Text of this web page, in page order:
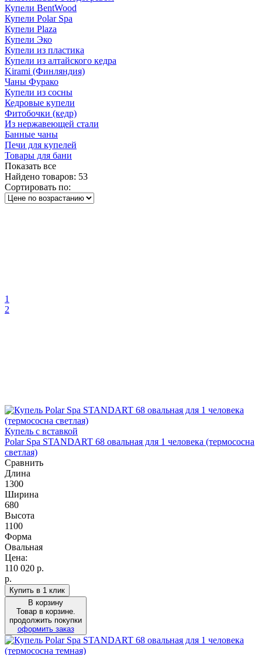
Купели BentWood
Купели Polar Spa
Купели Plaza
Купели Эко
Купели из пластика
Купели из алтайского кедра
Kirami (Финляндия)
Чаны Фурако
Купели из сосны
Кедровые купели
Фитобочки (кедр)
Из нержавеющей стали
Банные чаны
Печи для купелей
Товары для бани
Показать все
Найдено товаров: 53
Сортировать по:
1
2
Купель с вставкой
Polar Spa STANDART 68 овальная для 1 человека (термососна
светлая)
Сравнить
Длина
1300
Ширина
680
Высота
1100
Форма
Овальная
Цена:
110 020 р.
р.
Купить в 1 клик
В корзину
Товар в корзине.
продолжить покупки
оформить заказ